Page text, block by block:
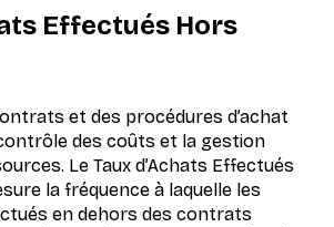
Effectués Hors
et des procédures d’achat
des coûts et la gestion
Le Taux d’Achats Effectués
la fréquence à laquelle les
en dehors des contrats